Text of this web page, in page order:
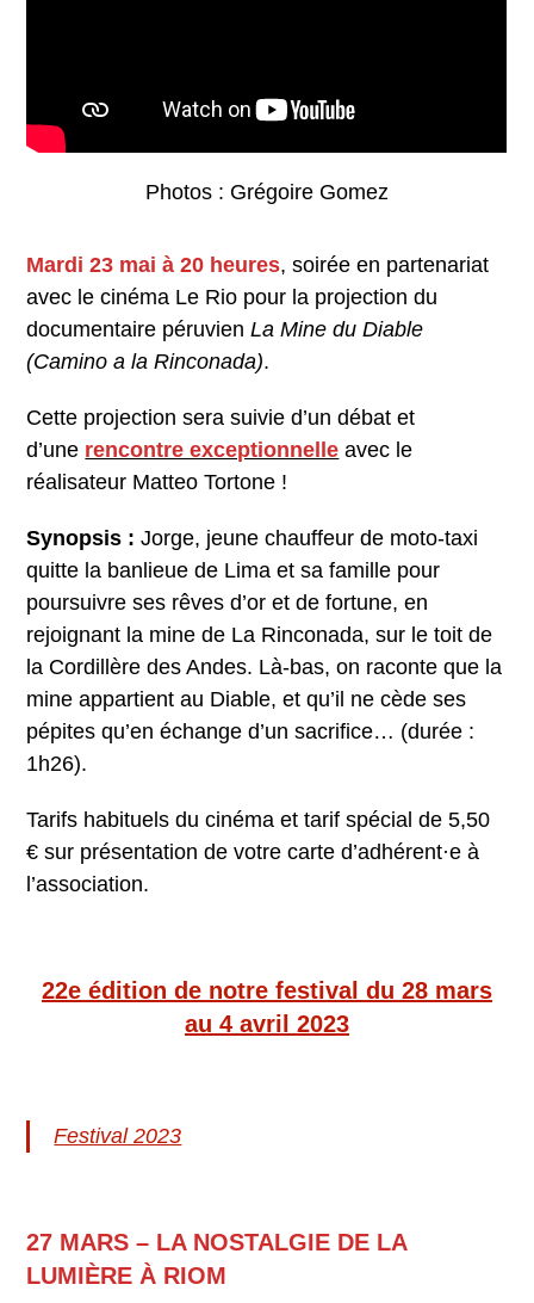
Photos : Grégoire Gomez
Mardi 23 mai à 20 heures, soirée en partenariat
avec le cinéma Le Rio pour la projection du
documentaire péruvienLa Mine du Diable
(Camino a la Rinconada).
Cette projection sera suivie d’un débat et
d’une rencontre exceptionnelle avec le
réalisateur Matteo Tortone !
Synopsis : Jorge, jeune chauffeur de moto-taxi
quitte la banlieue de Lima et sa famille pour
poursuivre ses rêves d’or et de fortune, en
rejoignant la mine de La Rinconada, sur le toit de
la Cordillère des Andes. Là-bas, on raconte que la
mine appartient au Diable, et qu’il ne cède ses
pépites qu’en échange d’un sacrifice… (durée :
1h26).
Tarifs habituels du cinéma et tarif spécial de 5,50
€ sur présentation de votre carte d’adhérent·e à
l’association.
22e édition de notre festival du 28 mars
au 4 avril 2023
Festival 2023
27 MARS – LA NOSTALGIE DE LA
LUMIÈRE À RIOM